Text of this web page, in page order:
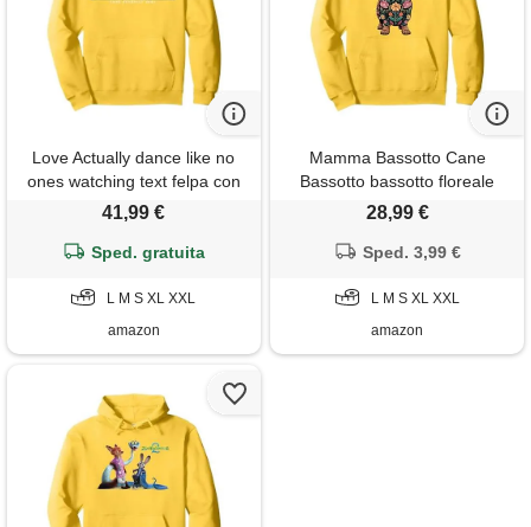
Love Actually dance like no
ones watching text felpa con
cappuccio, unisex per adulti,
41,99 €
Sped. gratuita
L M S XL XXL
amazon
Mamma Bassotto Cane
Bassotto bassotto floreale
cane bassotto fiori felpa con
limone, xxl
28,99 €
Sped. 3,99 €
L M S XL XXL
amazon